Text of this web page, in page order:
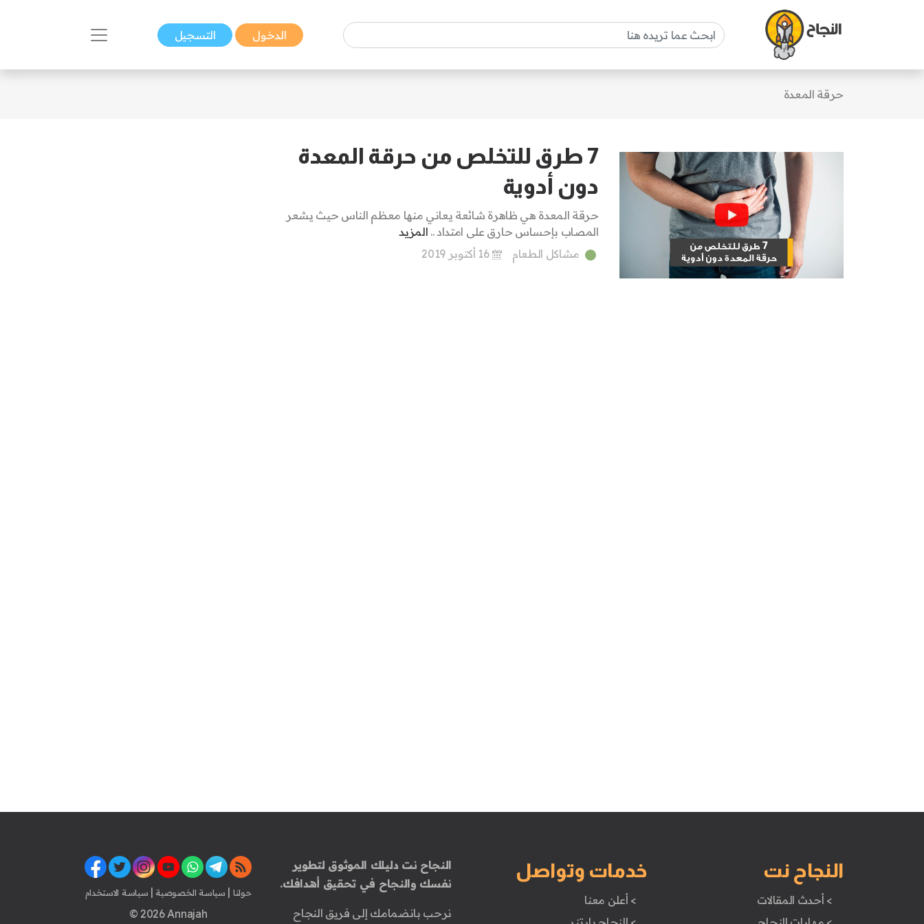
الدخول التسجيل
حرقة المعدة
7 طرق للتخلص من حرقة المعدة
دون أدوية
حرقة المعدة هي ظاهرة شائعة يعاني منها معظم الناس حيث يشعر
المصاب بإحساس حارق على امتداد .. المزيد
مشاكل الطعام
16 أكتوبر 2019
النجاح نت
> أحدث المقالات
خدمات وتواصل
> أعلن معنا
النجاح نت دليلك الموثوق لتطوير
نفسك والنجاح في تحقيق أهدافك.
نرحب بانضمامك إلى فريق النجاح
حولنا | سياسة الخصوصية | سياسة الاستخدام
© 2026 Annajah